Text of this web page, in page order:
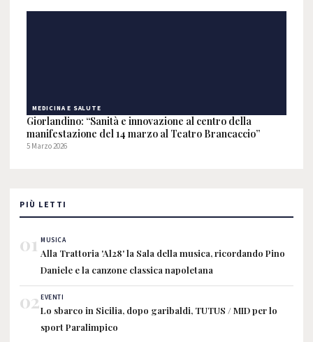
MEDICINA E SALUTE
Giorlandino: “Sanità e innovazione al centro della
manifestazione del 14 marzo al Teatro Brancaccio”
5 Marzo 2026
PIÙ LETTI
01 MUSICA
Alla Trattoria 'Al28' la Sala della musica, ricordando Pino
Daniele e la canzone classica napoletana
02EVENTI
Lo sbarco in Sicilia, dopo garibaldi, TUTUS / MID per lo
sport Paralimpico